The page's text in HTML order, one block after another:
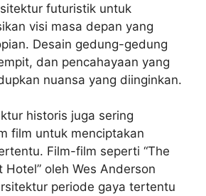
futuristik untuk
visi masa depan yang
Desain gedung-gedung
dan pencahayaan yang
nuansa yang diinginkan.
historis juga sering
film untuk menciptakan
Film-film seperti “The
Hotel” oleh Wes Anderson
periode gaya tertentu